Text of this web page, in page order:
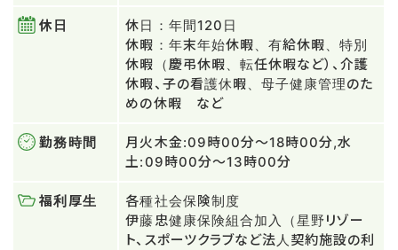
休日
休日：年間120日
休暇：年末年始休暇、有給休暇、特別
休暇（慶弔休暇、転任休暇など）、介護
休暇、子の看護休暇、母子健康管理のた
めの休暇 など
勤務時間
月火木金:09時00分～18時00分,水
土:09時00分～13時00分
福利厚生
各種社会保険制度
伊藤忠健康保険組合加入（星野リゾー
ト、スポーツクラブなど法人契約施設の利